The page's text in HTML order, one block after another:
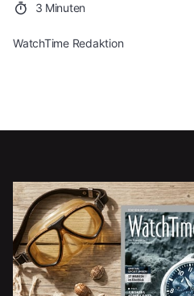
3 Minuten
WatchTime Redaktion